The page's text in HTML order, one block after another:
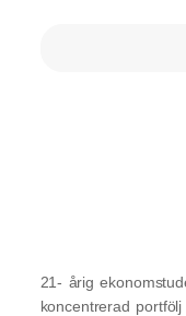
21- årig
koncentrerad